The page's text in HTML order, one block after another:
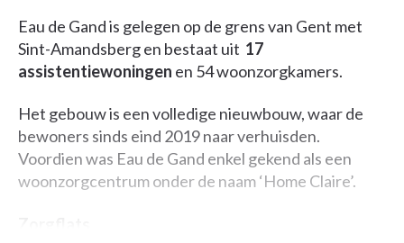
Eau de Gand is gelegen op de grens van Gent met
Sint-Amandsberg en bestaat uit 17
assistentiewoningen en 54 woonzorgkamers.
Het gebouw is een volledige nieuwbouw, waar de
bewoners sinds eind 2019 naar verhuisden.
Voordien was Eau de Gand enkel gekend als een
woonzorgcentrum onder de naam ‘Home Claire’.